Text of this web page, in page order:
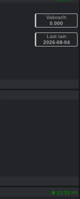
Valorar/h
0.000
Last rain
2026-08-04
12:33 pm